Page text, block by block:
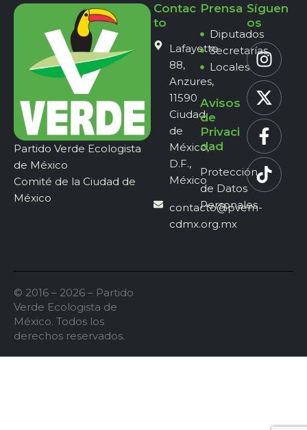
Partido Verde Ecologista
de México
Comité de la Ciudad de
México
Contac
to
Lafayette
88,
Anzures,
11590
Ciudad
de
México,
D.F.,
México
contacto@pvem-
cdmx.org.mx
Prensa
Diputados
Secretarías
Locales
Avisos
de
Privaci
dad
Protección
de Datos
Personales
Síguen
os
© 2016 – 2026 – Partido
Verde Ecologista de
México. Todos los
derechos reservados.